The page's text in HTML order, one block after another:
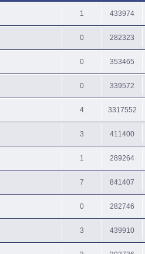
1 433974
0 282323
0 353465
0 339572
4 3317552
3 411400
1 289264
7 841407
0 282746
3 439910